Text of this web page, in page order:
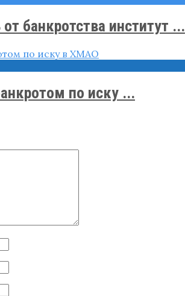
банкротства институт ...
по иску ...